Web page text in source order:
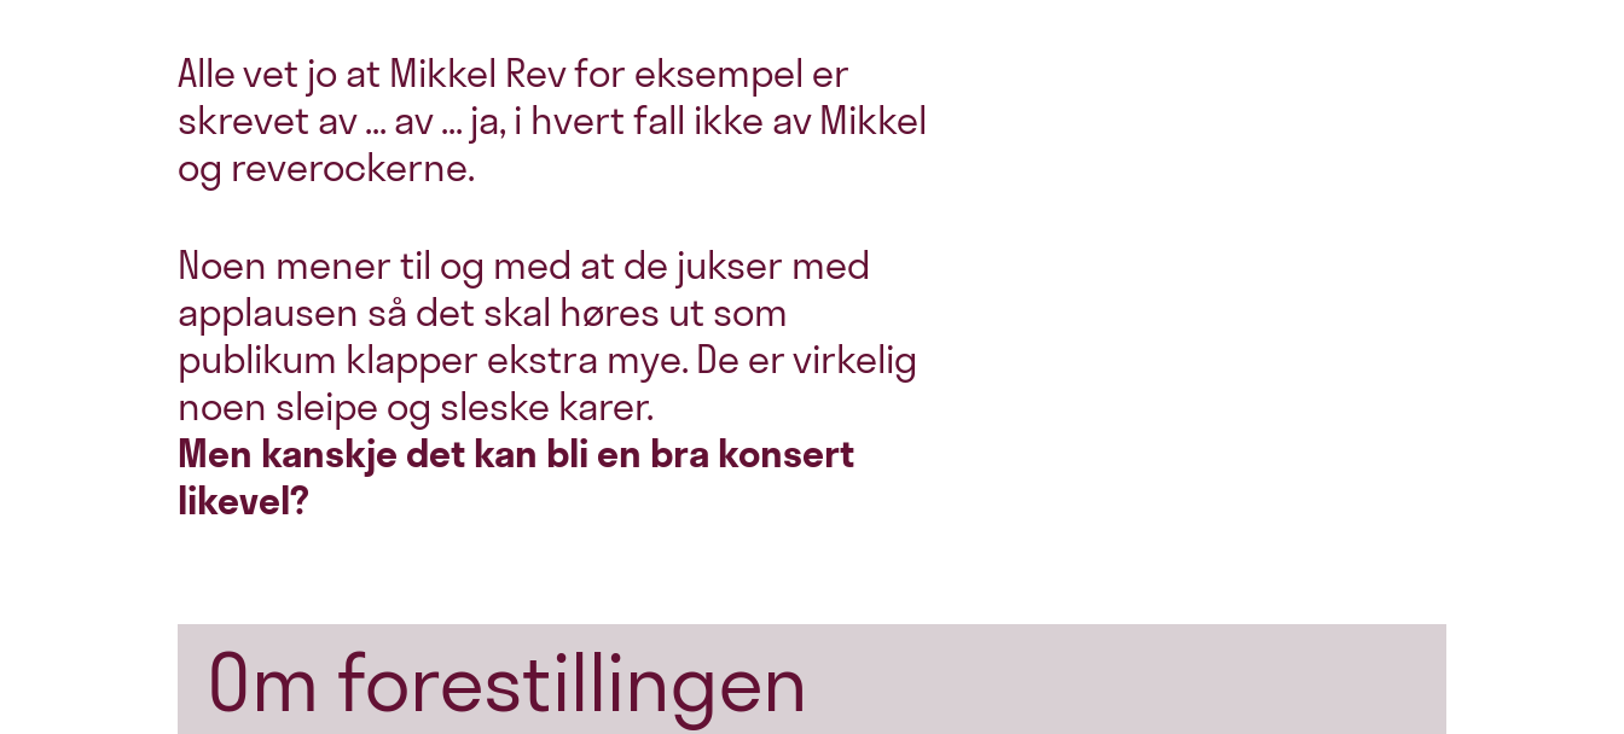
Alle vet jo at Mikkel Rev for eksempel er
skrevet av ... av ... ja, i hvert fall ikke av Mikkel
og reverockerne.
Noen mener til og med at de jukser med
applausen så det skal høres ut som
publikum klapper ekstra mye. De er virkelig
noen sleipe og sleske karer.
Men kanskje det kan bli en bra konsert
likevel?
Om forestillingen